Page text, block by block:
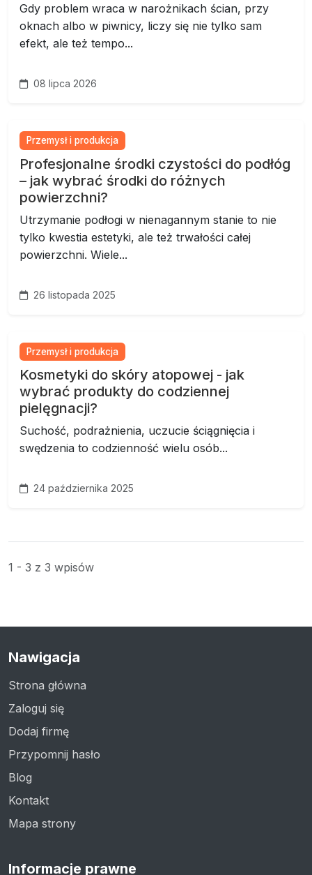
Gdy problem wraca w narożnikach ścian, przy
oknach albo w piwnicy, liczy się nie tylko sam
efekt, ale też tempo...
08 lipca 2026
Przemysł i produkcja
Profesjonalne środki czystości do podłóg
– jak wybrać środki do różnych
powierzchni?
Utrzymanie podłogi w nienagannym stanie to nie
tylko kwestia estetyki, ale też trwałości całej
powierzchni. Wiele...
26 listopada 2025
Przemysł i produkcja
Kosmetyki do skóry atopowej - jak
wybrać produkty do codziennej
pielęgnacji?
Suchość, podrażnienia, uczucie ściągnięcia i
swędzenia to codzienność wielu osób...
24 października 2025
1 - 3 z 3 wpisów
Nawigacja
Strona główna
Zaloguj się
Dodaj firmę
Przypomnij hasło
Blog
Kontakt
Mapa strony
Informacje prawne